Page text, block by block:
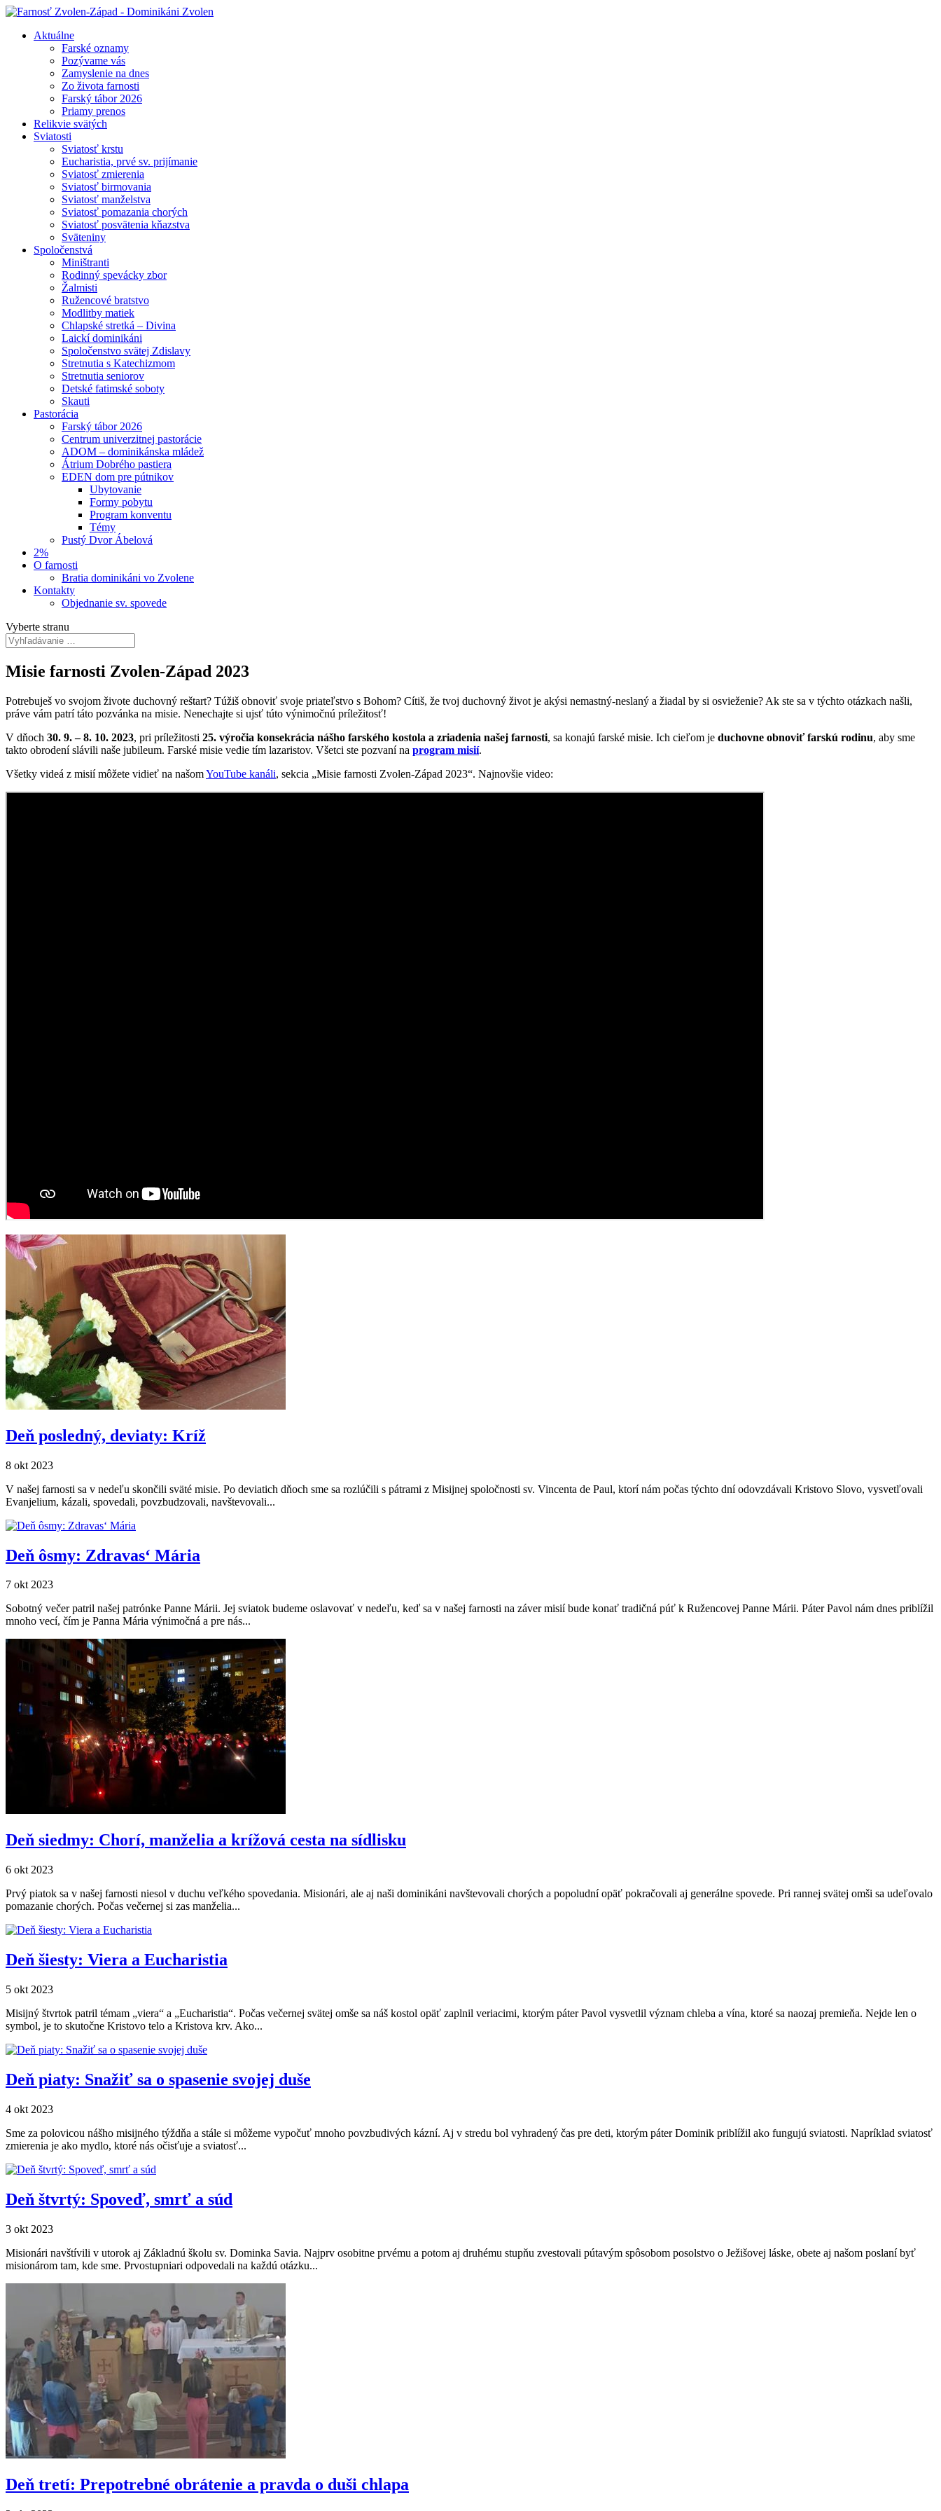
Aktuálne
Farské oznamy
Pozývame vás
Zamyslenie na dnes
Zo života farnosti
Farský tábor 2026
Priamy prenos
Relikvie svätých
Sviatosti
Sviatosť krstu
Eucharistia, prvé sv. prijímanie
Sviatosť zmierenia
Sviatosť birmovania
Sviatosť manželstva
Sviatosť pomazania chorých
Sviatosť posvätenia kňazstva
Sväteniny
Spoločenstvá
Miništranti
Rodinný spevácky zbor
Žalmisti
Ružencové bratstvo
Modlitby matiek
Chlapské stretká – Divina
Laickí dominikáni
Spoločenstvo svätej Zdislavy
Stretnutia s Katechizmom
Stretnutia seniorov
Detské fatimské soboty
Skauti
Pastorácia
Farský tábor 2026
Centrum univerzitnej pastorácie
ADOM – dominikánska mládež
Átrium Dobrého pastiera
EDEN dom pre pútnikov
Ubytovanie
Formy pobytu
Program konventu
Témy
Pustý Dvor Ábelová
2%
O farnosti
Bratia dominikáni vo Zvolene
Kontakty
Objednanie sv. spovede
Vyberte stranu
Misie farnosti Zvolen-Západ 2023
Potrebuješ vo svojom živote duchovný reštart? Túžiš obnoviť svoje priateľstvo s Bohom? Cítiš, že tvoj duchovný život je akýsi nemastný-neslaný a žiadal by si osvieženie? Ak ste sa v týchto otázkach našli,
práve vám patrí táto pozvánka na misie. Nenechajte si ujsť túto výnimočnú príležitosť!
V dňoch 30. 9. – 8. 10. 2023, pri príležitosti 25. výročia konsekrácia nášho farského kostola a zriadenia našej farnosti, sa konajú farské misie. Ich cieľom je duchovne obnoviť farskú rodinu, aby sme
takto obrodení slávili naše jubileum. Farské misie vedie tím lazaristov. Všetci ste pozvaní na program misií.
Všetky videá z misií môžete vidieť na našomYouTube kanáli, sekcia „Misie farnosti Zvolen-Západ 2023“. Najnovšie video:
Deň posledný, deviaty: Kríž
8 okt 2023
V našej farnosti sa v nedeľu skončili sväté misie. Po deviatich dňoch sme sa rozlúčili s pátrami z Misijnej spoločnosti sv. Vincenta de Paul, ktorí nám počas týchto dní odovzdávali Kristovo Slovo, vysvetľovali
Evanjelium, kázali, spovedali, povzbudzovali, navštevovali...
Deň ôsmy: Zdravas‘ Mária
7 okt 2023
Sobotný večer patril našej patrónke Panne Márii. Jej sviatok budeme oslavovať v nedeľu, keď sa v našej farnosti na záver misií bude konať tradičná púť k Ružencovej Panne Márii. Páter Pavol nám dnes priblížil
mnoho vecí, čím je Panna Mária výnimočná a pre nás...
Deň siedmy: Chorí, manželia a krížová cesta na sídlisku
6 okt 2023
Prvý piatok sa v našej farnosti niesol v duchu veľkého spovedania. Misionári, ale aj naši dominikáni navštevovali chorých a popoludní opäť pokračovali aj generálne spovede. Pri rannej svätej omši sa udeľovalo
pomazanie chorých. Počas večernej si zas manželia...
Deň šiesty: Viera a Eucharistia
5 okt 2023
Misijný štvrtok patril témam „viera“ a „Eucharistia“. Počas večernej svätej omše sa náš kostol opäť zaplnil veriacimi, ktorým páter Pavol vysvetlil význam chleba a vína, ktoré sa naozaj premieňa. Nejde len o
symbol, je to skutočne Kristovo telo a Kristova krv. Ako...
Deň piaty: Snažiť sa o spasenie svojej duše
4 okt 2023
Sme za polovicou nášho misijného týždňa a stále si môžeme vypočuť mnoho povzbudivých kázní. Aj v stredu bol vyhradený čas pre deti, ktorým páter Dominik priblížil ako fungujú sviatosti. Napríklad sviatosť
zmierenia je ako mydlo, ktoré nás očisťuje a sviatosť...
Deň štvrtý: Spoveď, smrť a súd
3 okt 2023
Misionári navštívili v utorok aj Základnú školu sv. Dominka Savia. Najprv osobitne prvému a potom aj druhému stupňu zvestovali pútavým spôsobom posolstvo o Ježišovej láske, obete aj našom poslaní byť
misionárom tam, kde sme. Prvostupniari odpovedali na každú otázku...
Deň tretí: Prepotrebné obrátenie a pravda o duši chlapa